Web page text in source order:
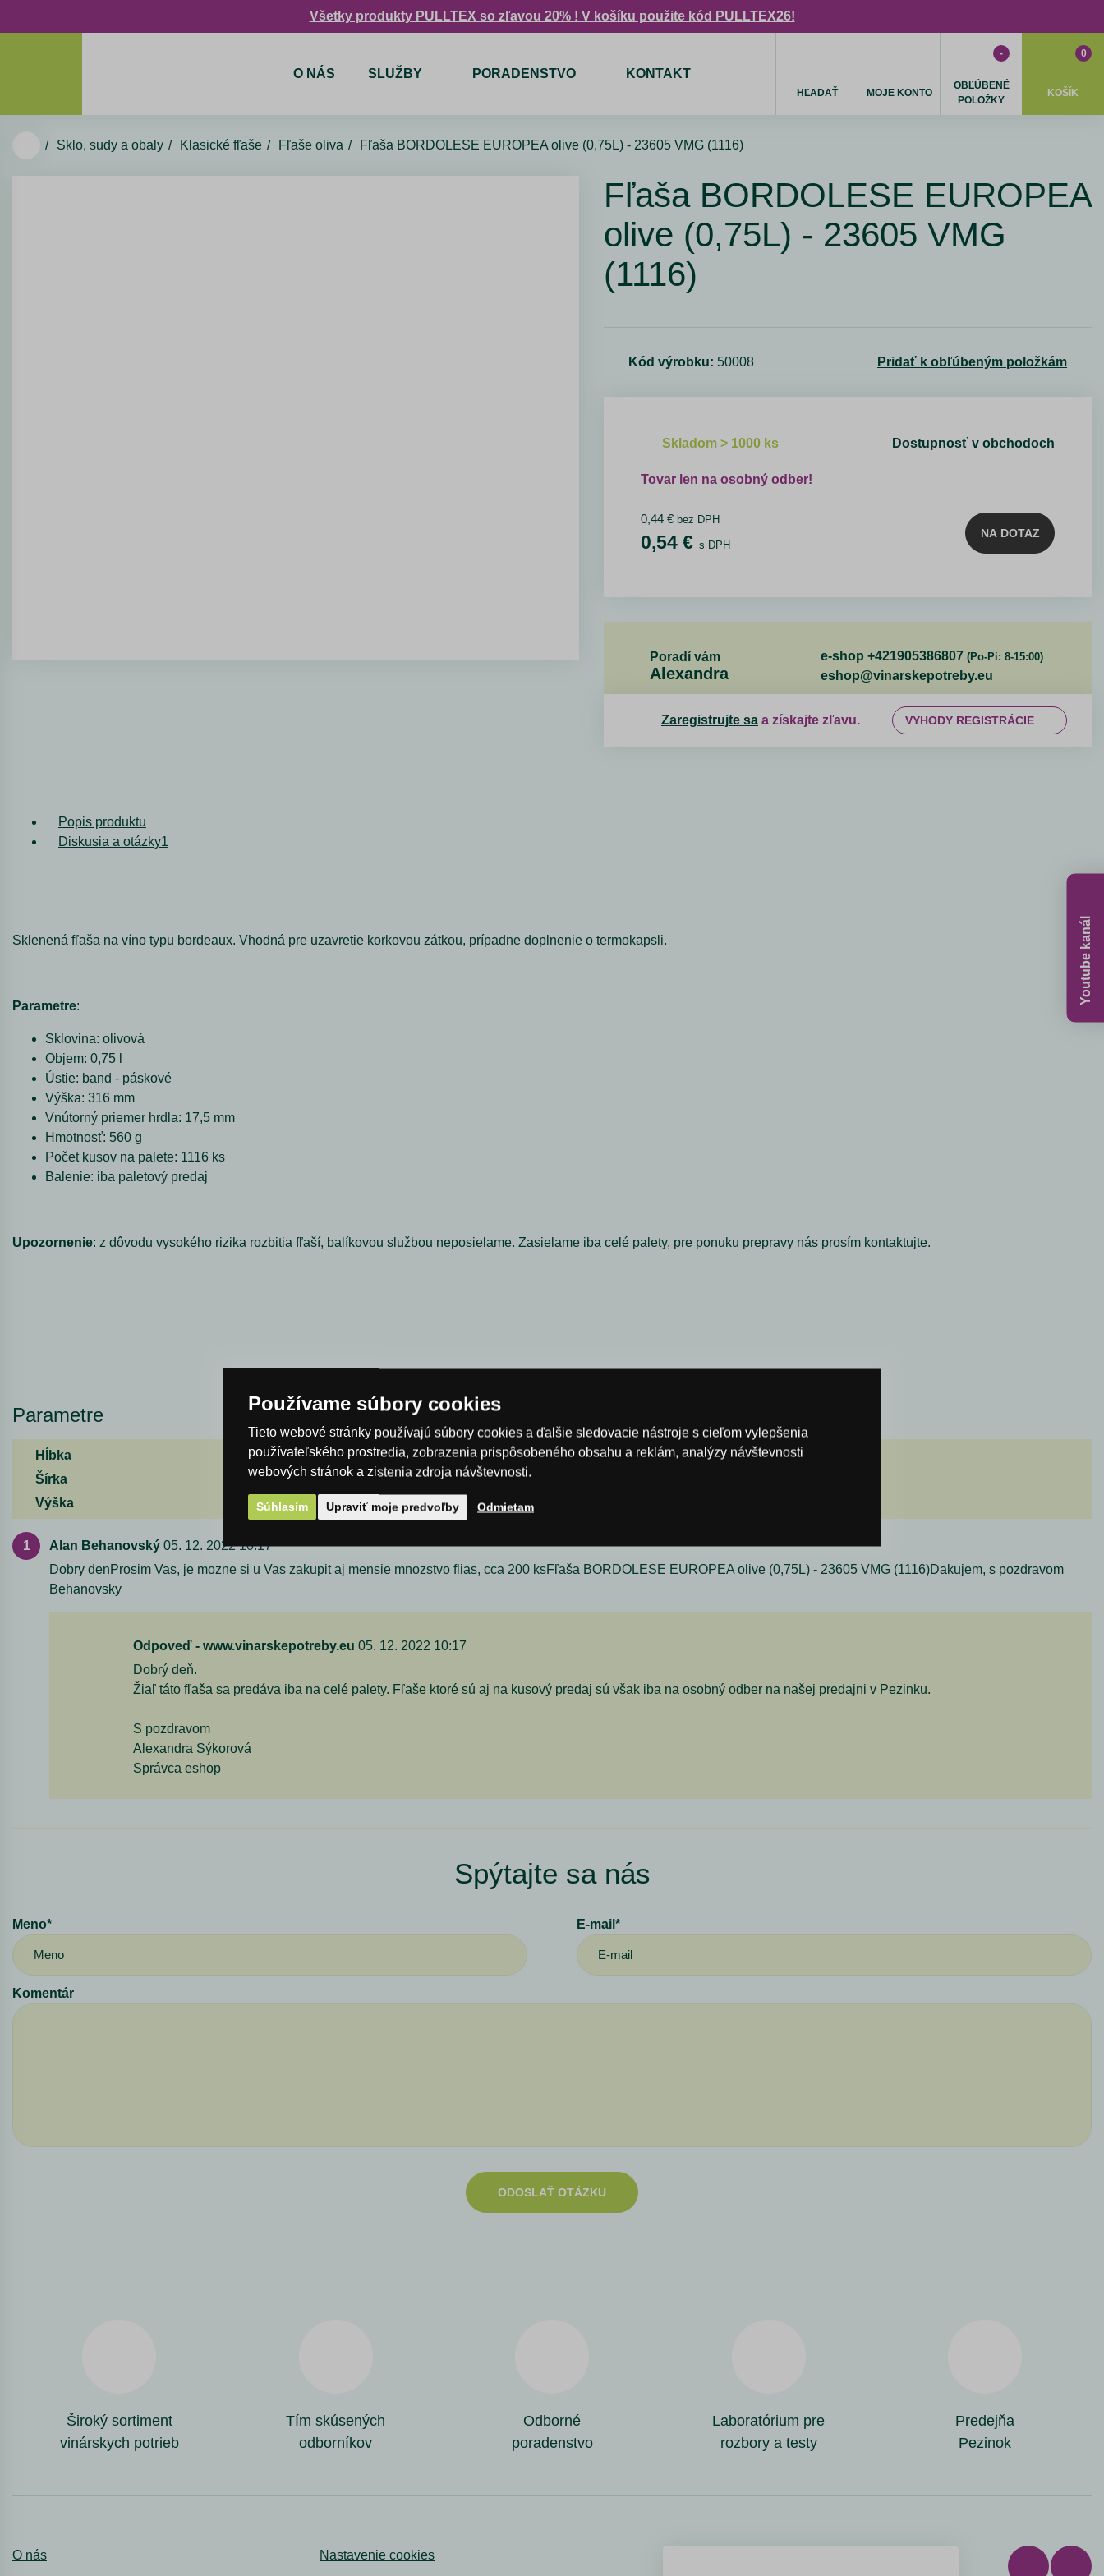
Všetky produkty PULLTEX so zľavou 20% ! V košíku použite kód PULLTEX26!
O NÁS SLUŽBY PORADENSTVO KONTAKT
HĽADAŤ MOJE KONTO
OBĽÚBENÉ
POLOŽKY
-
KOŠÍK
0
Sklo, sudy a obaly Klasické fľaše Fľaše oliva Fľaša BORDOLESE EUROPEA olive (0,75L) - 23605 VMG (1116)
Fľaša BORDOLESE EUROPEA
olive (0,75L) - 23605 VMG
(1116)
Kód výrobku: 50008 Pridať k obľúbeným položkám
Skladom > 1000 ks Dostupnosť v obchodoch
Tovar len na osobný odber!
0,44 € bez DPH
0,54 € s DPH
NA DOTAZ
Poradí vám
Alexandra
e-shop +421905386807 (Po-Pi: 8-15:00)
eshop@vinarskepotreby.eu
Zaregistrujte sa a získajte zľavu. VYHODY REGISTRÁCIE
Popis produktu
Diskusia a otázky1
Sklenená fľaša na víno typu bordeaux. Vhodná pre uzavretie korkovou zátkou, prípadne doplnenie o termokapsli.
Parametre:
Sklovina: olivová
Objem: 0,75 l
Ústie: band - páskové
Výška: 316 mm
Vnútorný priemer hrdla: 17,5 mm
Hmotnosť: 560 g
Počet kusov na palete: 1116 ks
Balenie: iba paletový predaj
Upozornenie: z dôvodu vysokého rizika rozbitia fľaší, balíkovou službou neposielame. Zasielame iba celé palety, pre ponuku prepravy nás prosím kontaktujte.
Parametre
Hĺbka
0,0 cm
Šírka
Výška
Alan Behanovský 05. 12. 2022 10:17
Dobry denProsim Vas, je mozne si u Vas zakupit aj mensie mnozstvo flias, cca 200 ksFľaša BORDOLESE EUROPEA olive (0,75L) - 23605 VMG (1116)Dakujem, s pozdravom
Behanovsky
Odpoveď - www.vinarskepotreby.eu 05. 12. 2022 10:17
Dobrý deň.
Žiaľ táto fľaša sa predáva iba na celé palety. Fľaše ktoré sú aj na kusový predaj sú však iba na osobný odber na našej predajni v Pezinku.
S pozdravom
Alexandra Sýkorová
Správca eshop
Spýtajte sa nás
Meno* E-mail*
Komentár
ODOSLAŤ OTÁZKU
Široký sortiment
vinárskych potrieb
Tím skúsených
odborníkov
Odborné
poradenstvo
Laboratórium pre
rozbory a testy
Predejňa
Pezinok
O nás Nastavenie cookies
Youtube kanál
Používame súbory cookies
Tieto webové stránky používajú súbory cookies a ďalšie sledovacie nástroje s cieľom vylepšenia
používateľského prostredia, zobrazenia prispôsobeného obsahu a reklám, analýzy návštevnosti
webových stránok a zistenia zdroja návštevnosti.
Súhlasím Upraviť moje predvoľby Odmietam